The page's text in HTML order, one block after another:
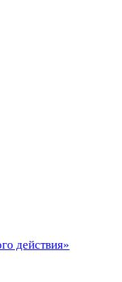
действия»